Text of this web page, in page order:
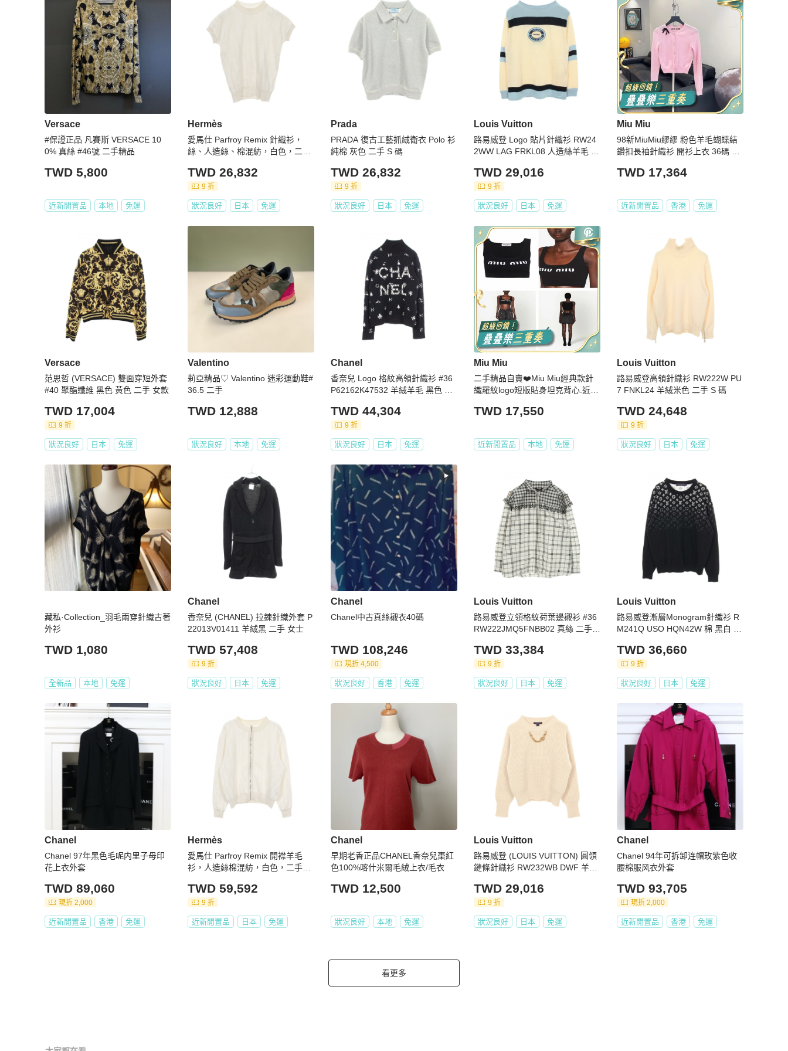
Versace
#保證正品 凡賽斯 VERSACE 10
0% 真絲 #46號 二手精品
TWD 5,800
近新閒置品 本地 免運
Hermès
愛馬仕 Parfroy Remix 針織衫，
絲、人造絲、棉混紡，白色，二
TWD 26,832
9 折
狀況良好 日本 免運
Prada
PRADA 復古工藝抓絨衛衣 Polo 衫
純棉 灰色 二手 S 碼
TWD 26,832
9 折
狀況良好 日本 免運
Louis Vuitton
路易威登 Logo 貼片針織衫 RW24
2WW LAG FRKL08 人造絲羊毛 米
TWD 29,016
9 折
狀況良好 日本 免運
Miu Miu
98新MiuMiu繆繆 粉色羊毛蝴蝶結
鑽扣長袖針織衫 開衫上衣 36碼 粉
TWD 17,364
近新閒置品 香港 免運
Versace
范思哲 (VERSACE) 雙面穿短外套
#40 聚酯纖維 黑色 黃色 二手 女款
TWD 17,004
9 折
狀況良好 日本 免運
Valentino
莉亞精品♡ Valentino 迷彩運動鞋#
36.5 二手
TWD 12,888
狀況良好 本地 免運
Chanel
香奈兒 Logo 格紋高領針織衫 #36
P62162K47532 羊絨羊毛 黑色 二
TWD 44,304
9 折
狀況良好 日本 免運
Miu Miu
二手精品自賣❤️Miu Miu經典款針
織羅紋logo短版貼身坦克背心.近
TWD 17,550
近新閒置品 本地 免運
Louis Vuitton
路易威登高領針織衫 RW222W PU
7 FNKL24 羊絨米色 二手 S 碼
TWD 24,648
9 折
狀況良好 日本 免運
藏私·Collection_羽毛兩穿針織古著
外衫
TWD 1,080
全新品 本地 免運
Chanel
香奈兒 (CHANEL) 拉鍊針織外套 P
22013V01411 羊絨黑 二手 女士
TWD 57,408
9 折
狀況良好 日本 免運
Chanel
Chanel中古真絲襯衣40碼
TWD 108,246
現折 4,500
狀況良好 香港 免運
Louis Vuitton
路易威登立領格紋荷葉邊襯衫 #36
RW222JMQ5FNBB02 真絲 二手路
TWD 33,384
9 折
狀況良好 日本 免運
Louis Vuitton
路易威登漸層Monogram針織衫 R
M241Q USO HQN42W 棉 黑白 M
TWD 36,660
9 折
狀況良好 日本 免運
Chanel
Chanel 97年黑色毛呢内里子母印
花上衣外套
TWD 89,060
現折 2,000
近新閒置品 香港 免運
Hermès
愛馬仕 Parfroy Remix 開襟羊毛
衫，人造絲棉混紡，白色，二手女
TWD 59,592
9 折
近新閒置品 日本 免運
Chanel
早期老香正品CHANEL香奈兒棗紅
色100%喀什米爾毛絨上衣/毛衣
TWD 12,500
狀況良好 本地 免運
Louis Vuitton
路易威登 (LOUIS VUITTON) 圓領
鏈條針織衫 RW232WB DWF 羊毛
TWD 29,016
9 折
狀況良好 日本 免運
Chanel
Chanel 94年可拆卸连帽玫紫色收
腰棉服风衣外套
TWD 93,705
現折 2,000
近新閒置品 香港 免運
看更多